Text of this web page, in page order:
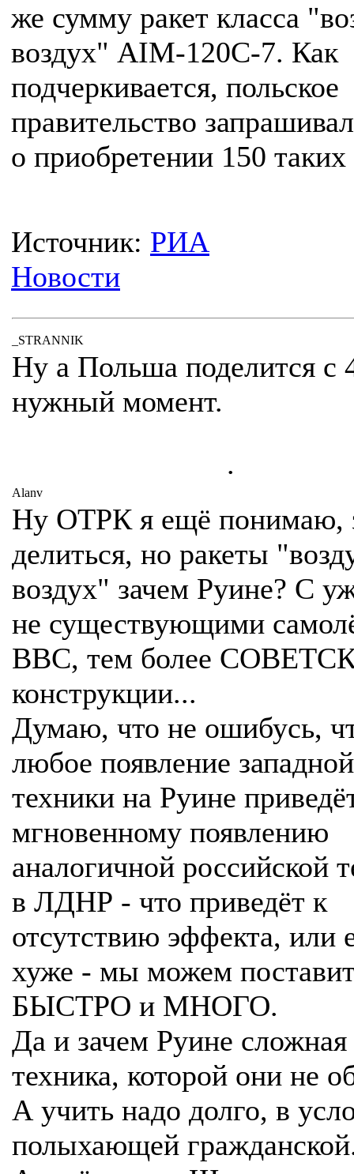
же сумму ракет класса
воздух" AIM-120C-7. Как
подчеркивается, польское
правительство
о приобретении 150 таких
Источник: РИА
Новости
_STRANNIK
Ну а Польша поделится с
нужный момент.
.
Alanv
Ну ОТРК я ещё понимаю,
делиться, но ракеты
воздух" зачем Руине? С
не существующими
ВВС, тем более
конструкции...
Думаю, что не ошибусь,
любое появление западной
техники на Руине
мгновенному появлению
аналогичной российской
в ЛДНР - что приведёт к
отсутствию эффекта, или
хуже - мы можем
БЫСТРО и МНОГО.
Да и зачем Руине сложная
техника, которой они не
А учить надо долго, в
полыхающей